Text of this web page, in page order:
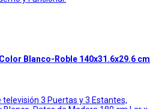
Blanco-Roble 140x31.6x29.6 cm